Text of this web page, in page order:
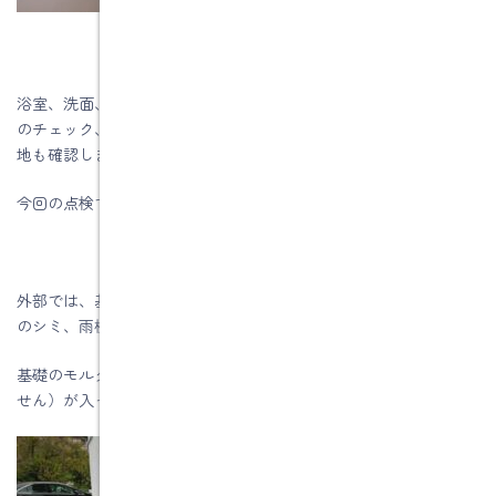
浴室、洗面、トイレ、キッチンの水回り設備では水栓金具の開閉
のチェック、漏水、排水の状態をチェックします。また、使い心
地も確認します。
今回の点検では異常なしです。
外部では、基礎のひび割れ、軒天井の割れやシミ、破風・鼻隠し
のシミ、雨樋の外れ金具外れをチェックします。
基礎のモルタル巾木に２か所ひび割れ（構造的な問題ではありま
せん）が入っていましたので、後日補修を行います。